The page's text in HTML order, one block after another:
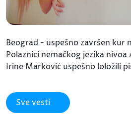
Beograd - uspešno završen kur
Polaznici nemačkog jezika
Irine Marković uspešno loložili
Sve vesti